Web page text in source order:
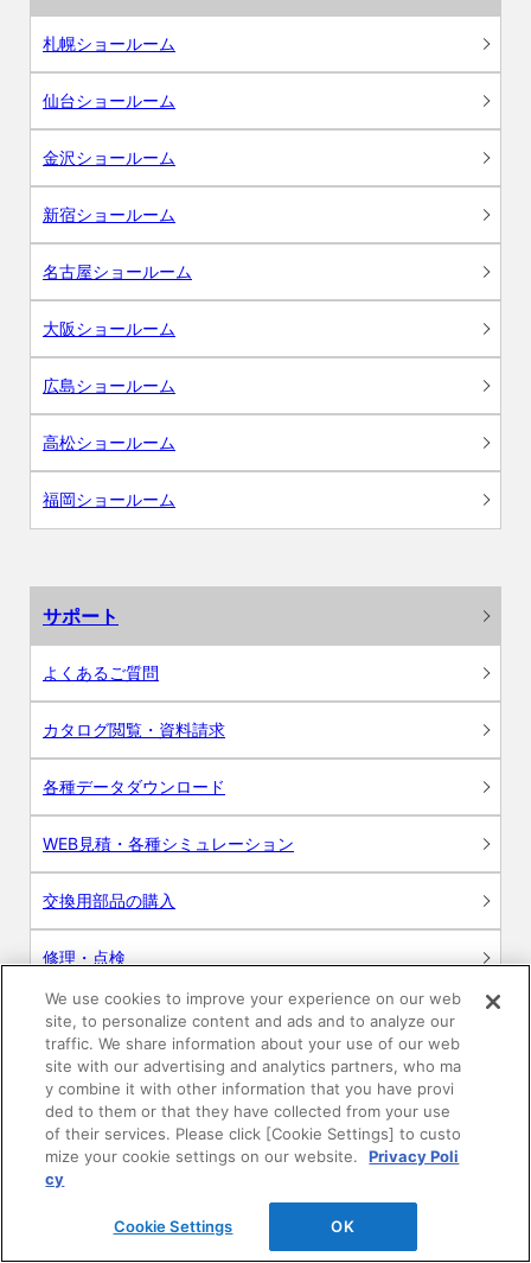
札幌ショールーム
仙台ショールーム
金沢ショールーム
新宿ショールーム
名古屋ショールーム
大阪ショールーム
広島ショールーム
高松ショールーム
福岡ショールーム
サポート
よくあるご質問
カタログ閲覧・資料請求
各種データダウンロード
WEB見積・各種シミュレーション
交換用部品の購入
修理・点検
お問い合わせ
ログイン
建築・設計関係者様向けサイト
ユーザー登録サービス
WEB見積システム
We use cookies to improve your experience on our web
site, to personalize content and ads and to analyze our
traffic. We share information about your use of our web
site with our advertising and analytics partners, who ma
y combine it with other information that you have provi
ded to them or that they have collected from your use
of their services. Please click [Cookie Settings] to custo
mize your cookie settings on our website.
Privacy Poli
cy
Cookie Settings OK